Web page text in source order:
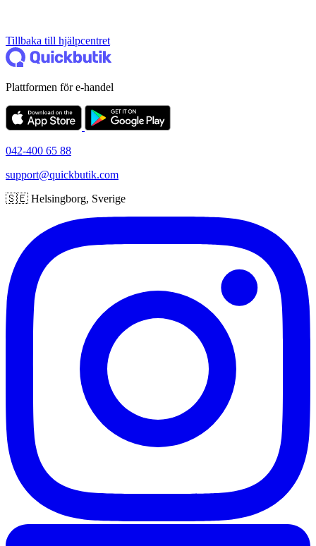
Tillbaka till hjälpcentret
Plattformen för e-handel
042-400 65 88
support@quickbutik.com
🇸🇪 Helsingborg, Sverige